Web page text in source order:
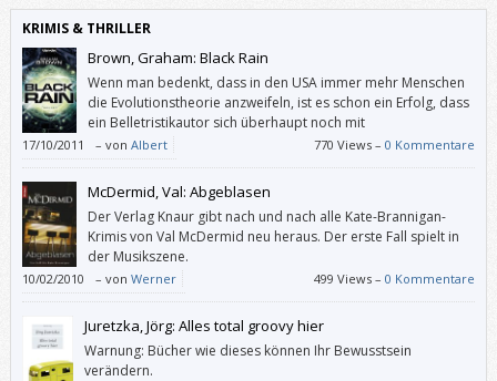
KRIMIS & THRILLER
Brown, Graham: Black Rain
Wenn man bedenkt, dass in den USA immer mehr Menschen
die Evolutionstheorie anzweifeln, ist es schon ein Erfolg, dass
ein Belletristikautor sich überhaupt noch mit
Naturwissenschaft beschäftigt.
17/10/2011 – von Albert 770 Views –0 Kommentare
McDermid, Val: Abgeblasen
Der Verlag Knaur gibt nach und nach alle Kate-Brannigan-
Krimis von Val McDermid neu heraus. Der erste Fall spielt in
der Musikszene.
10/02/2010 – von Werner 499 Views –0 Kommentare
Juretzka, Jörg: Alles total groovy hier
Warnung: Bücher wie dieses können Ihr Bewusstsein
verändern.